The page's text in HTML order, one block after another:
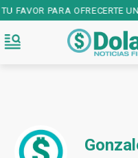
OFRECERTE UNA